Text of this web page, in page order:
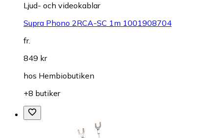
Ljud- och videokablar
Supra Phono 2RCA-SC 1m 1001908704
fr.
849 kr
hos Hembiobutiken
+8 butiker